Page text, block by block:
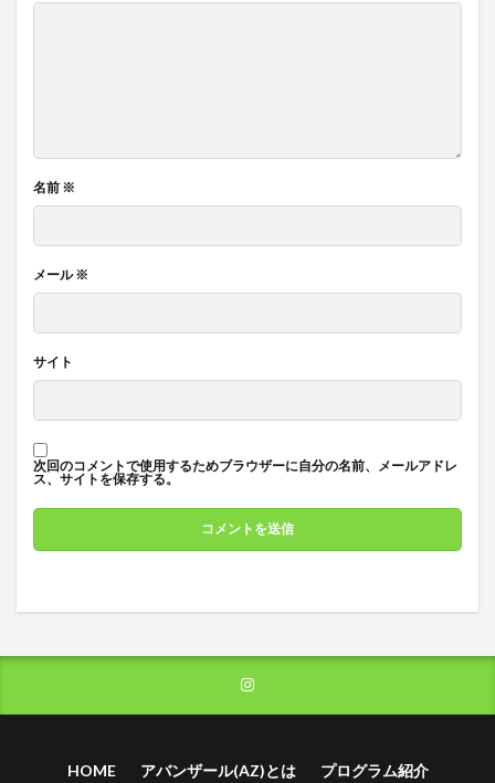
名前 ※
メール※
サイト
次回のコメントで使用するためブラウザーに自分の名前、メールアドレ
ス、サイトを保存する。
HOME アバンザール(AZ)とは プログラム紹介